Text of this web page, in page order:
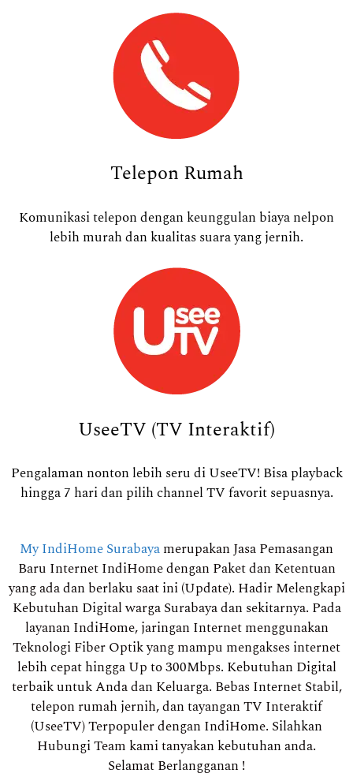
Telepon Rumah
Komunikasi telepon dengan keunggulan biaya nelpon
lebih murah dan kualitas suara yang jernih.
UseeTV (TV Interaktif)
Pengalaman nonton lebih seru di UseeTV! Bisa playback
hingga 7 hari dan pilih channel TV favorit sepuasnya.
My IndiHome Surabayamerupakan Jasa Pemasangan
Baru Internet IndiHome dengan Paket dan Ketentuan
yang ada dan berlaku saat ini (Update). Hadir Melengkapi
Kebutuhan Digital warga Surabaya dan sekitarnya. Pada
layanan IndiHome, jaringan Internet menggunakan
Teknologi Fiber Optik yang mampu mengakses internet
lebih cepat hingga Up to 300Mbps. Kebutuhan Digital
terbaik untuk Anda dan Keluarga. Bebas Internet Stabil,
telepon rumah jernih, dan tayangan TV Interaktif
(UseeTV) Terpopuler dengan IndiHome. Silahkan
Hubungi Team kami tanyakan kebutuhan anda.
Selamat Berlangganan !